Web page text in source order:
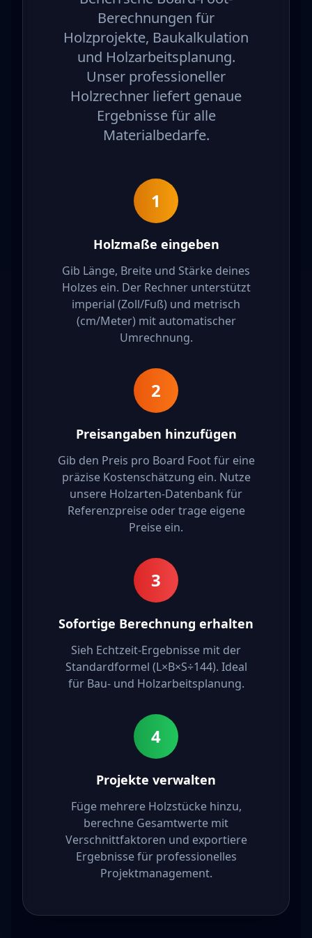
Berechnungen für
Holzprojekte, Baukalkulation
und Holzarbeitsplanung.
Unser professioneller
Holzrechner liefert genaue
Ergebnisse für alle
Materialbedarfe.
1
Holzmaße eingeben
Gib Länge, Breite und Stärke deines
Holzes ein. Der Rechner unterstützt
imperial (Zoll/Fuß) und metrisch
(cm/Meter) mit automatischer
Umrechnung.
2
Preisangaben hinzufügen
Gib den Preis pro Board Foot für eine
präzise Kostenschätzung ein. Nutze
unsere Holzarten-Datenbank für
Referenzpreise oder trage eigene
Preise ein.
3
Sofortige Berechnung erhalten
Sieh Echtzeit-Ergebnisse mit der
Standardformel (L×B×S÷144). Ideal
für Bau- und Holzarbeitsplanung.
4
Projekte verwalten
Füge mehrere Holzstücke hinzu,
berechne Gesamtwerte mit
Verschnittfaktoren und exportiere
Ergebnisse für professionelles
Projektmanagement.